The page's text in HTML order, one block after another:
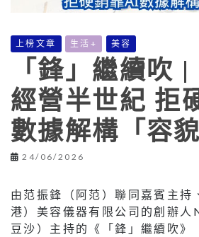
上榜文章 生活+ 美容
「鋒」繼續吹
經營半世紀 拒
數據解構「容貌
24/06/2026
由范振鋒（阿范）聯同嘉賓主持
港）美容儀器有限公司的創辦
豆沙）主持的《「鋒」繼續吹》